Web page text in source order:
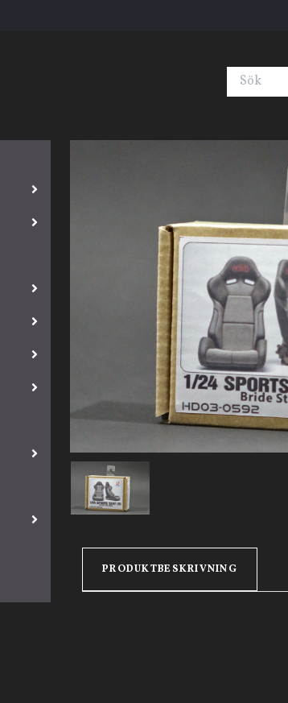
PRODUKTBESKRIVNING